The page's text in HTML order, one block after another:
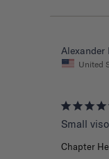
Alexander
United
Small
Chapter